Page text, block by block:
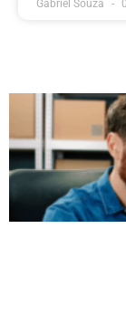
Gabriel Souza